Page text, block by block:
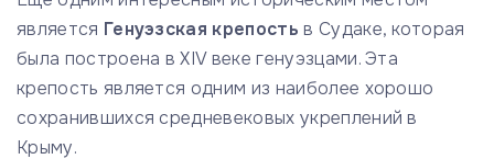
является Генуэзская крепость в Судаке, которая
была построена в XIV веке генуэзцами. Эта
крепость является одним из наиболее хорошо
сохранившихся средневековых укреплений в
Крыму.